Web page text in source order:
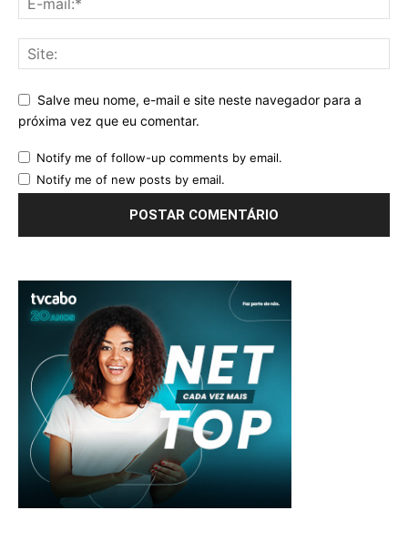
Salve meu nome, e-mail e site neste navegador para a
próxima vez que eu comentar.
Notify me of follow-up comments by email.
Notify me of new posts by email.